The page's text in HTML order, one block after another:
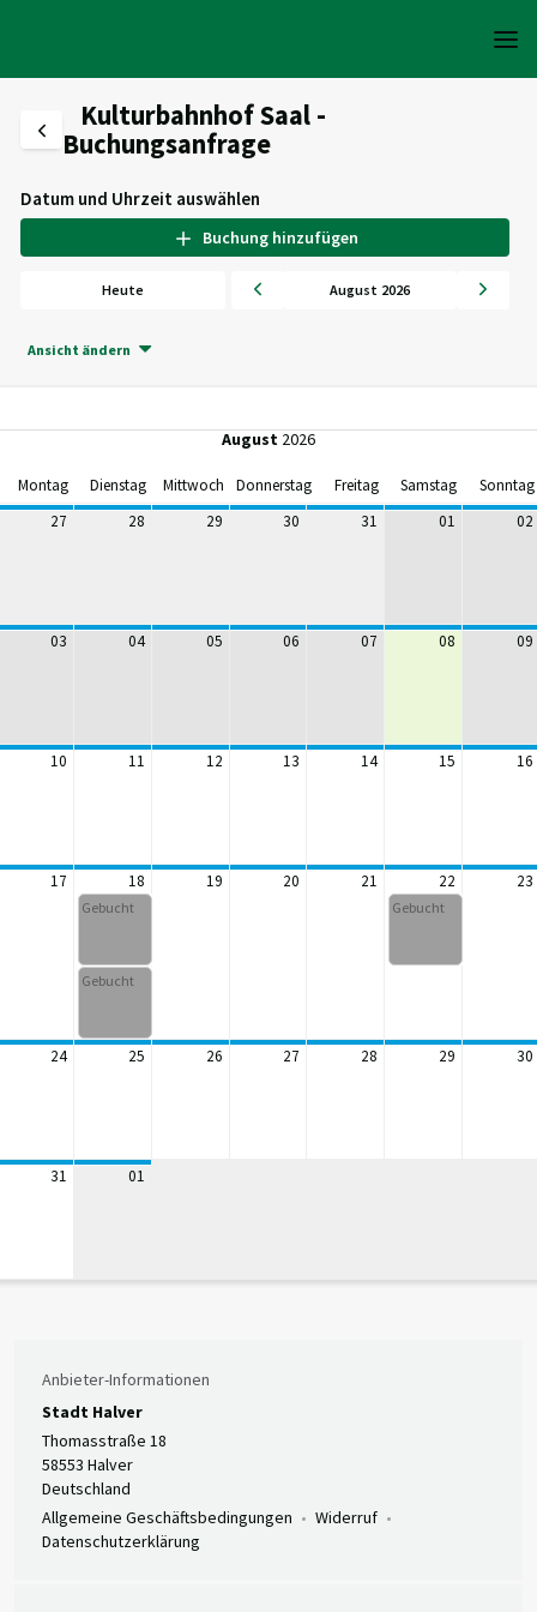
Kulturbahnhof Saal -
Buchungsanfrage
Datum und Uhrzeit auswählen
Buchung hinzufügen
Heute August 2026
Ansicht ändern
August 2026
Montag Dienstag Mittwoch Donnerstag Freitag Samstag
Sonntag
27
03
10
17
24
31
28
04
11
18
25
01
29
05
12
19
26
30
06
13
20
27
31
07
14
21
28
01
08
15
22
29
02
09
16
23
30
Gebucht Gebucht
Gebucht
Anbieter-Informationen
Stadt Halver
Thomasstraße 18
58553 Halver
Deutschland
Allgemeine Geschäftsbedingungen
Widerruf
Datenschutzerklärung